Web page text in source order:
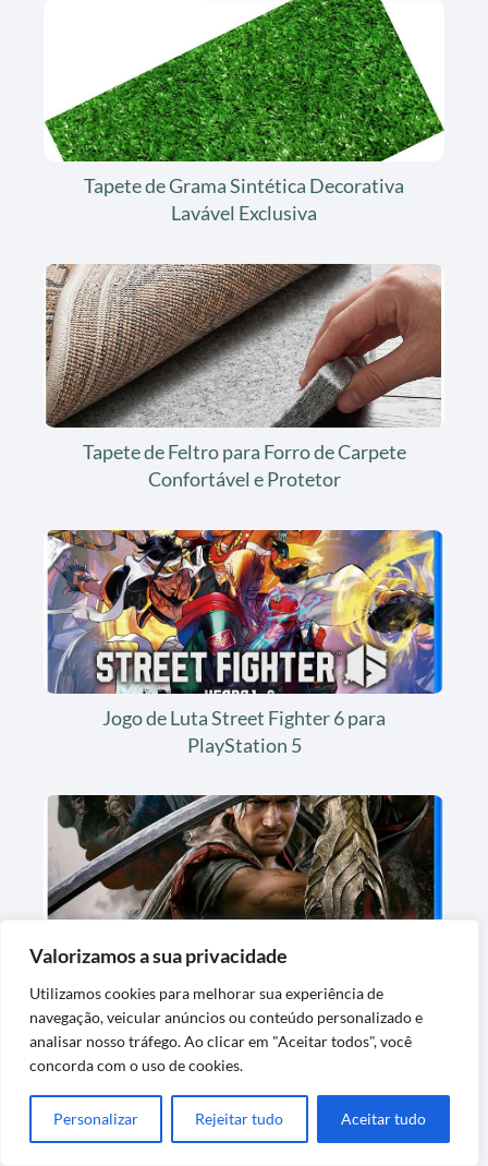
Valorizamos a sua privacidade
Utilizamos cookies para melhorar sua experiência de
navegação, veicular anúncios ou conteúdo personalizado e
analisar nosso tráfego. Ao clicar em "Aceitar todos", você
concorda com o uso de cookies.
Personalizar Rejeitar tudo Aceitar tudo
Tapete de Grama Sintética Decorativa
Lavável Exclusiva
Tapete de Feltro para Forro de Carpete
Confortável e Protetor
Jogo de Luta Street Fighter 6 para
PlayStation 5
Jogo de Videogame Onimusha Way of the
Sword Steelbook